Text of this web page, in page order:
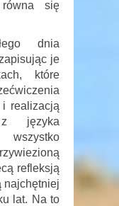
równa się
dnia
je
które
i realizacją
z języka
refleksją
najchętniej
lat. Na to